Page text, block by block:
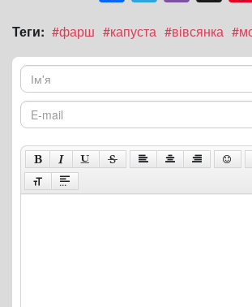
Теги: #фарш #капуста #вівсянка